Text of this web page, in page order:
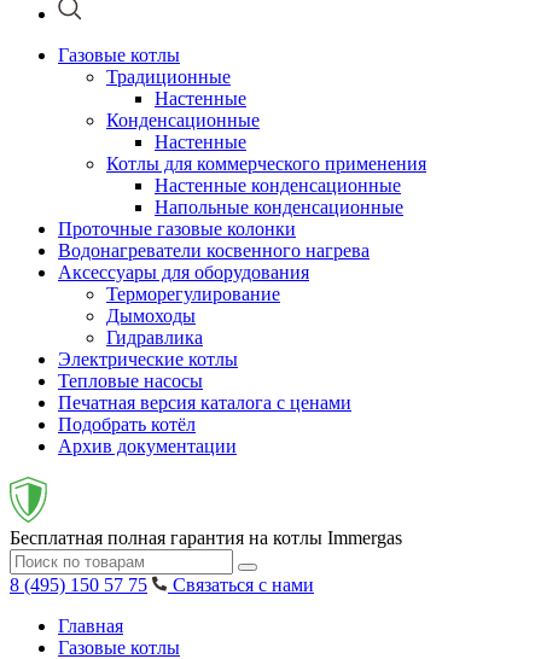
Газовые котлы
Традиционные
Настенные
Конденсационные
Настенные
Котлы для коммерческого применения
Настенные конденсационные
Напольные конденсационные
Проточные газовые колонки
Водонагреватели косвенного нагрева
Аксессуары для оборудования
Терморегулирование
Дымоходы
Гидравлика
Электрические котлы
Тепловые насосы
Печатная версия каталога с ценами
Подобрать котёл
Архив документации
Бесплатная полная гарантия на котлы Immergas
8 (495) 150 57 75
Связаться с нами
Главная
Газовые котлы